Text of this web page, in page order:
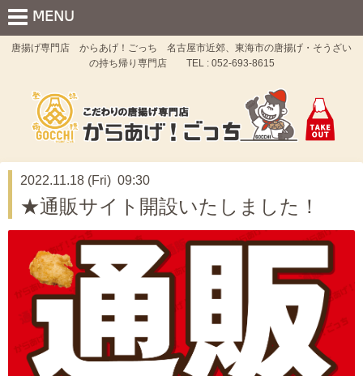
唐揚げ専門店 からあげ！ごっち 名古屋市近郊、東海市の唐揚げ・そうざい
の持ち帰り専門店 TEL : 052-693-8615
2022.11.18 (Fri) 09:30
★通販サイト開設いたしました！